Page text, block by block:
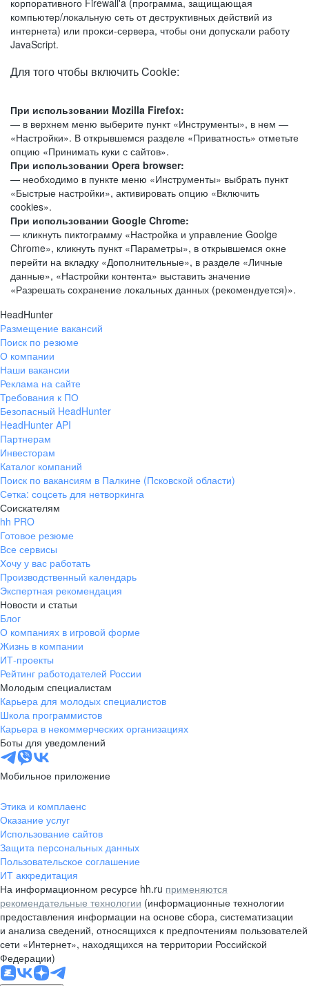
корпоративного Firewall'a (программа, защищающая
компьютер/локальную сеть от деструктивных действий из
интернета) или прокси-сервера, чтобы они допускали работу
JavaScript.
Для того чтобы включить Cookie:
При использовании Mozilla Firefox:
— в верхнем меню выберите пункт «Инструменты», в нем —
«Настройки». В открывшемся разделе «Приватность» отметьте
опцию «Принимать куки с сайтов».
При использовании Opera browser:
— необходимо в пункте меню «Инструменты» выбрать пункт
«Быстрые настройки», активировать опцию «Включить
cookies».
При использовании Google Chrome:
— кликнуть пиктограмму «Настройка и управление Goolge
Chrome», кликнуть пункт «Параметры», в открывшемся окне
перейти на вкладку «Дополнительные», в разделе «Личные
данные», «Настройки контента» выставить значение
«Разрешать сохранение локальных данных (рекомендуется)».
HeadHunter
Размещение вакансий
Поиск по резюме
О компании
Наши вакансии
Реклама на сайте
Требования к ПО
Безопасный HeadHunter
HeadHunter API
Партнерам
Инвесторам
Каталог компаний
Поиск по вакансиям в Палкине (Псковской области)
Сетка: соцсеть для нетворкинга
Соискателям
hh PRO
Готовое резюме
Все сервисы
Хочу у вас работать
Производственный календарь
Экспертная рекомендация
Новости и статьи
Блог
О компаниях в игровой форме
Жизнь в компании
ИТ-проекты
Рейтинг работодателей России
Молодым специалистам
Карьера для молодых специалистов
Школа программистов
Карьера в некоммерческих организациях
Боты для уведомлений
Мобильное приложение
Этика и комплаенс
Оказание услуг
Использование сайтов
Защита персональных данных
Пользовательское соглашение
ИТ аккредитация
На информационном ресурсе hh.ru применяются
рекомендательные технологии (информационные технологии
предоставления информации на основе сбора, систематизации
и анализа сведений, относящихся к предпочтениям пользователей
сети «Интернет», находящихся на территории Российской
Федерации)